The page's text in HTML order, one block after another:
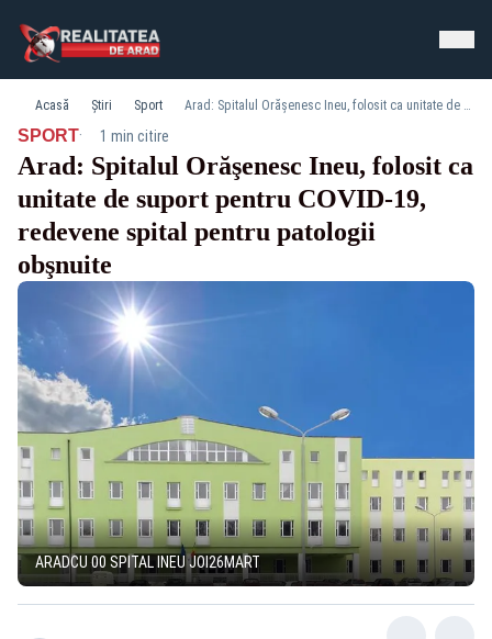
Acasă Știri Sport Arad: Spitalul Orăşenesc Ineu, folosit ca unitate de suport pentru COVID-19, redevene spital pentru patologii obşnuite
SPORT· 1 min citire
Arad: Spitalul Orăşenesc Ineu, folosit ca
unitate de suport pentru COVID-19,
redevene spital pentru patologii
obşnuite
ARADCU 00 SPITAL INEU JOI26MART